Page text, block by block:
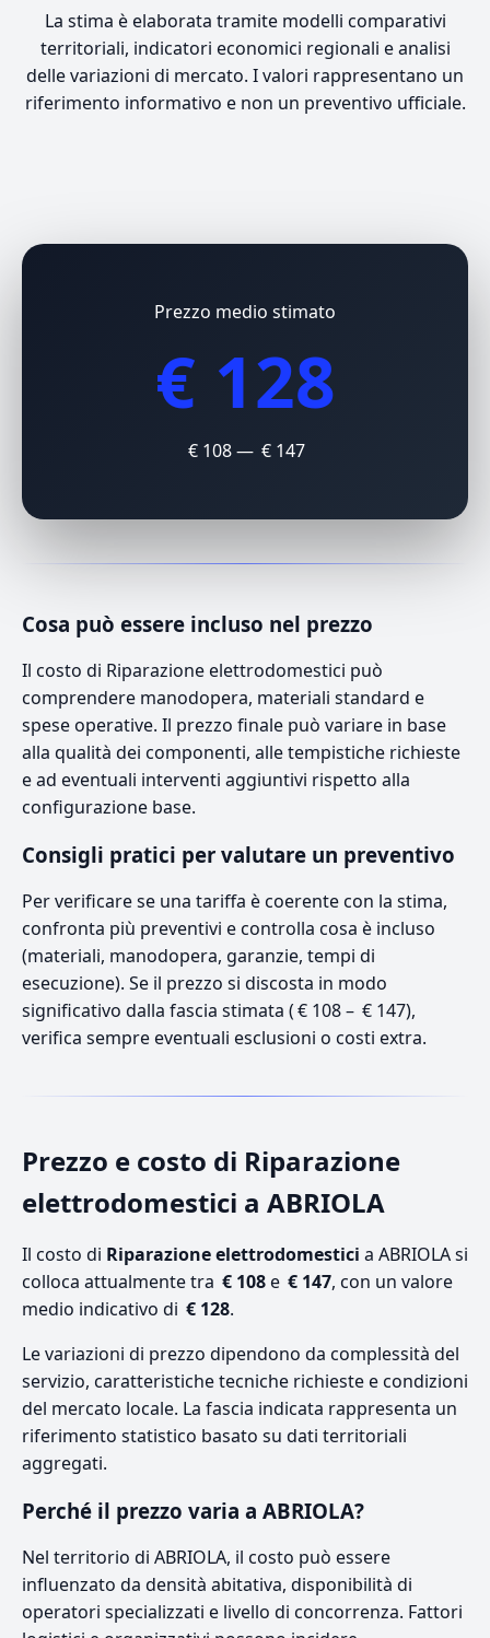
La stima è elaborata tramite modelli comparativi
territoriali, indicatori economici regionali e analisi
delle variazioni di mercato. I valori rappresentano un
riferimento informativo e non un preventivo ufficiale.
Prezzo medio stimato
€ 128
€ 108 — € 147
Cosa può essere incluso nel prezzo
Il costo di Riparazione elettrodomestici può
comprendere manodopera, materiali standard e
spese operative. Il prezzo finale può variare in base
alla qualità dei componenti, alle tempistiche richieste
e ad eventuali interventi aggiuntivi rispetto alla
configurazione base.
Consigli pratici per valutare un preventivo
Per verificare se una tariffa è coerente con la stima,
confronta più preventivi e controlla cosa è incluso
(materiali, manodopera, garanzie, tempi di
esecuzione). Se il prezzo si discosta in modo
significativo dalla fascia stimata ( € 108 – € 147),
verifica sempre eventuali esclusioni o costi extra.
Prezzo e costo di Riparazione
elettrodomestici a ABRIOLA
Il costo di Riparazione elettrodomestici a ABRIOLA si
colloca attualmente tra € 108e € 147, con un valore
medio indicativo di € 128.
Le variazioni di prezzo dipendono da complessità del
servizio, caratteristiche tecniche richieste e condizioni
del mercato locale. La fascia indicata rappresenta un
riferimento statistico basato su dati territoriali
aggregati.
Perché il prezzo varia a ABRIOLA?
Nel territorio di ABRIOLA, il costo può essere
influenzato da densità abitativa, disponibilità di
operatori specializzati e livello di concorrenza. Fattori